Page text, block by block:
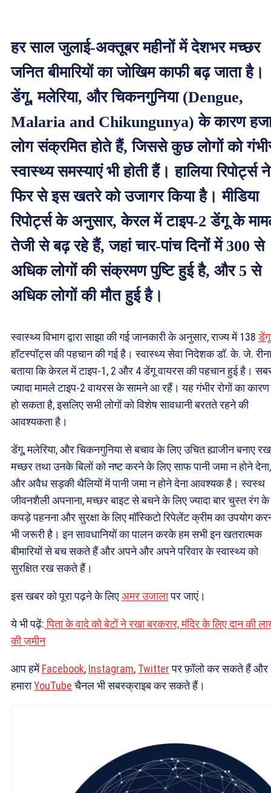
हर साल जुलाई-अक्तूबर महीनों में देशभर मच्छर
जनित बीमारियों का जोखिम काफी बढ़ जाता है।
डेंगू, मलेरिया, और चिकनगुनिया (Dengue,
Malaria and Chikungunya) के कारण
लोग संक्रमित होते हैं, जिससे कुछ लोगों को
स्वास्थ्य समस्याएं भी होती हैं। हालिया रिपोर्ट्स ने
फिर से इस खतरे को उजागर किया है। मीडिया
रिपोर्ट्स के अनुसार, केरल में टाइप-2 डेंगू के
तेजी से बढ़ रहे हैं, जहां चार-पांच दिनों में 300 से
अधिक लोगों की संक्रमण पुष्टि हुई है, और 5 से
अधिक लोगों की मौत हुई है।
स्वास्थ्य विभाग द्वारा साझा की गई जानकारी के अनुसार, राज्य में 138डेंगू
हॉटस्पॉट्स की पहचान की गई है। स्वास्थ्य सेवा निदेशक डॉ. के. जे.
बताया कि केरल में टाइप-1, 2 और 4 डेंगू वायरस की पहचान हुई है।
ज्यादा मामले टाइप-2 वायरस के सामने आ रहैं। यह गंभीर रोगों का कारण
हो सकता है, इसलिए सभी लोगों को विशेष सावधानी बरतते रहने की
आवश्यकता है।
डेंगू, मलेरिया, और चिकनगुनिया से बचाव के लिए उचित ह्याजीन बनाए
मच्छर तथा उनके बिलों को नष्ट करने के लिए साफ पानी जमा न होने देना,
और अवैध सड़की थैलियों में पानी जमा न होने देना आवश्यक है। स्वस्थ
जीवनशैली अपनाना, मच्छर बाइट से बचने के लिए ज्यादा बार चुस्त रंग के
कपड़े पहनना और सुरक्षा के लिए मॉस्किटो रिपेलेंट क्रीम का उपयोग
भी जरूरी है। इन सावधानियों का पालन करके हम सभी इन खतरात्मक
बीमारियों से बच सकते हैं और अपने और अपने परिवार के स्वास्थ्य को
सुरक्षित रख सकते हैं।
इस खबर को पूरा पढ़ने के लिएअमर उजालापर जाएं।
ये भी पढ़ें:पिता के वादे को बेटों ने रखा बरकरार, मंदिर के लिए दान की
की ज़मीन
आप हमेंFacebook, Instagram, Twitterपर फ़ॉलो कर सकते हैं और
हमाराYouTubeचैनल भी सबस्क्राइब कर सकते हैं।